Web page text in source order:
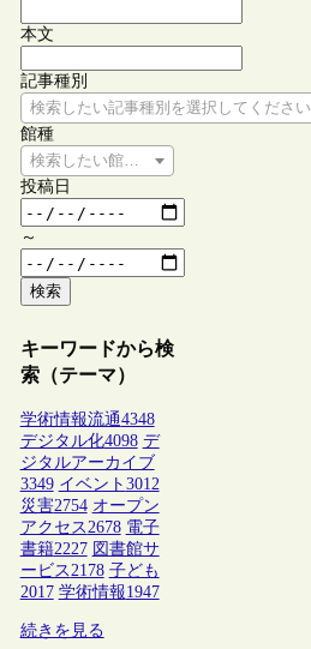
本文
記事種別
検索したい記事種別を選択してください
館種
検索したい館種を選択してください
投稿日
～
検索
キーワードから検
索（テーマ）
学術情報流通4348
デジタル化4098 デ
ジタルアーカイブ
3349 イベント 3012
災害2754 オープン
アクセス 2678 電子
書籍2227 図書館サ
ービス 2178 子ども
2017 学術情報1947
続きを見る